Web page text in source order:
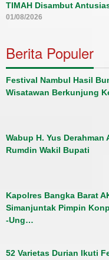
TIMAH Disambut
01/08/2026
Berita Populer
Festival Nambul Hasil
Wisatawan Berkunjung
Wabup H. Yus Derahman
Rumdin Wakil Bupati
Kapolres Bangka Barat
Simanjuntak Pimpin
-Ung…
52 Varietas Durian Ikuti